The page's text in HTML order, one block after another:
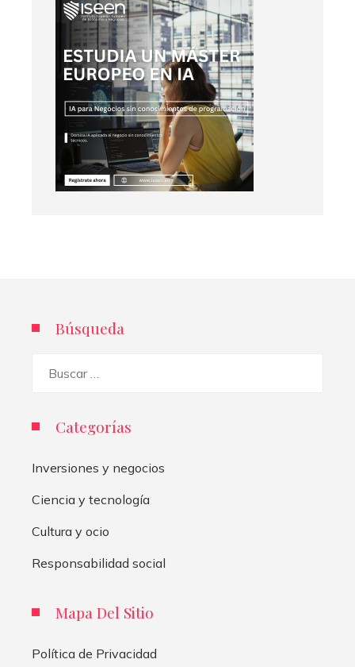
Búsqueda
Categorías
Inversiones y negocios
Ciencia y tecnología
Cultura y ocio
Responsabilidad social
Mapa Del Sitio
Política de Privacidad